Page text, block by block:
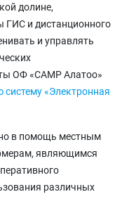
долине,
ГИС и дистанционного
и управлять
ОФ «САМР Алатоо»
«Электронная
в помощь местным
являющимся
различных